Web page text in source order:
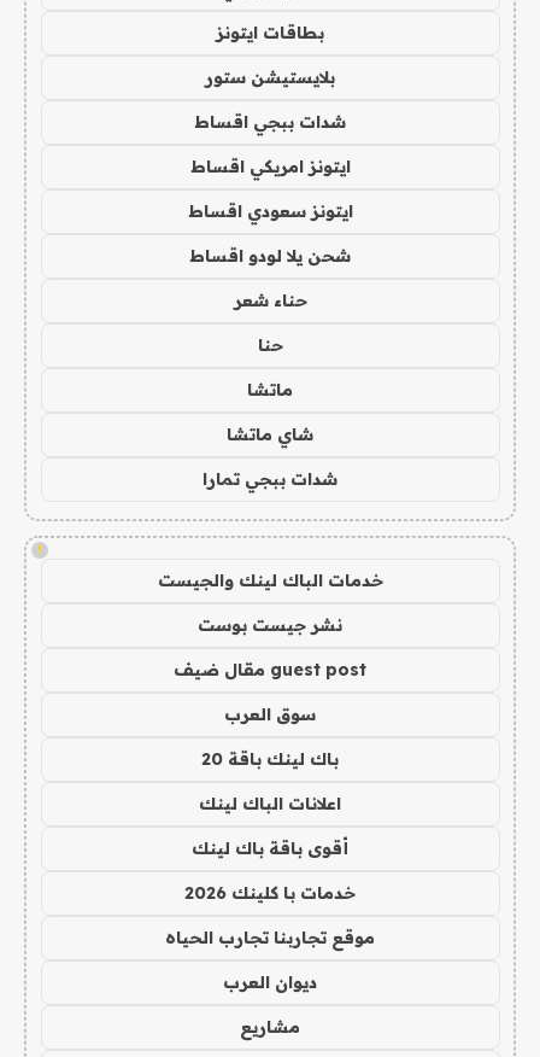
بطاقات ايتونز
بلايستيشن ستور
شدات ببجي اقساط
ايتونز امريكي اقساط
ايتونز سعودي اقساط
شحن يلا لودو اقساط
حناء شعر
حنا
ماتشا
شاي ماتشا
شدات ببجي تمارا
!
خدمات الباك لينك والجيست
نشر جيست بوست
guest post مقال ضيف
سوق العرب
باك لينك باقة 20
اعلانات الباك لينك
أقوى باقة باك لينك
خدمات با كلينك 2026
موقع تجاربنا تجارب الحياه
ديوان العرب
مشاريع